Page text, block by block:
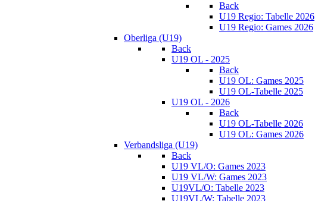
Back
U19 Regio: Tabelle 2026
U19 Regio: Games 2026
Oberliga (U19)
Back
U19 OL - 2025
Back
U19 OL: Games 2025
U19 OL-Tabelle 2025
U19 OL - 2026
Back
U19 OL-Tabelle 2026
U19 OL: Games 2026
Verbandsliga (U19)
Back
U19 VL/O: Games 2023
U19 VL/W: Games 2023
U19VL/O: Tabelle 2023
U19VL/W: Tabelle 2023